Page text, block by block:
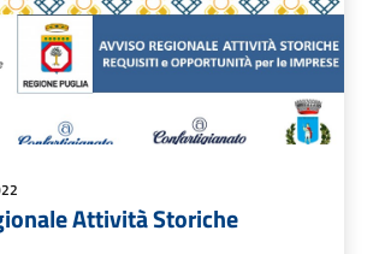
Attività Storiche